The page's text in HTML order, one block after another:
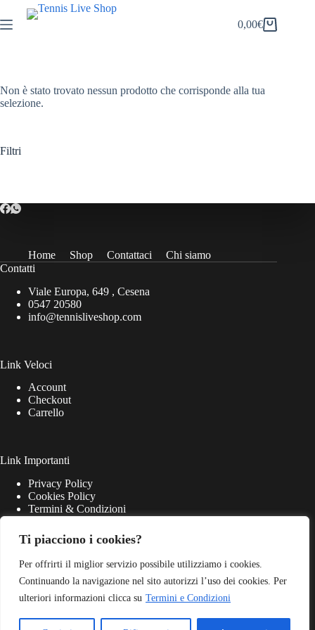
Ti piacciono i cookies?
Per offrirti il miglior servizio possibile utilizziamo i cookies.
Continuando la navigazione nel sito autorizzi l’uso dei cookies. Per
ulteriori informazioni clicca su Termini e Condizioni
al
contenuto
Carrello
0,00€
Non è stato trovato nessun prodotto che corrisponde alla tua
selezione.
Filtri
Home Shop Contattaci
Chi siamo
Contatti
Viale Europa, 649 , Cesena
0547 20580
info@tennisliveshop.com
Link Veloci
Account
Checkout
Carrello
Link Importanti
Privacy Policy
Cookies Policy
Termini & Condizioni